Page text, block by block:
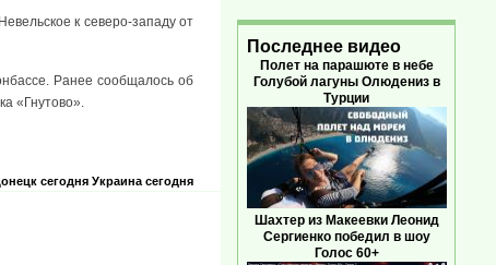
к северо-западу от
Ранее сообщалось об
«Гнутово».
сегодня Украина сегодня
Последнее видео
Полет на парашюте в небе
Голубой лагуны Олюдениз в
Турции
Шахтер из Макеевки Леонид
Сергиенко победил в шоу
Голос 60+